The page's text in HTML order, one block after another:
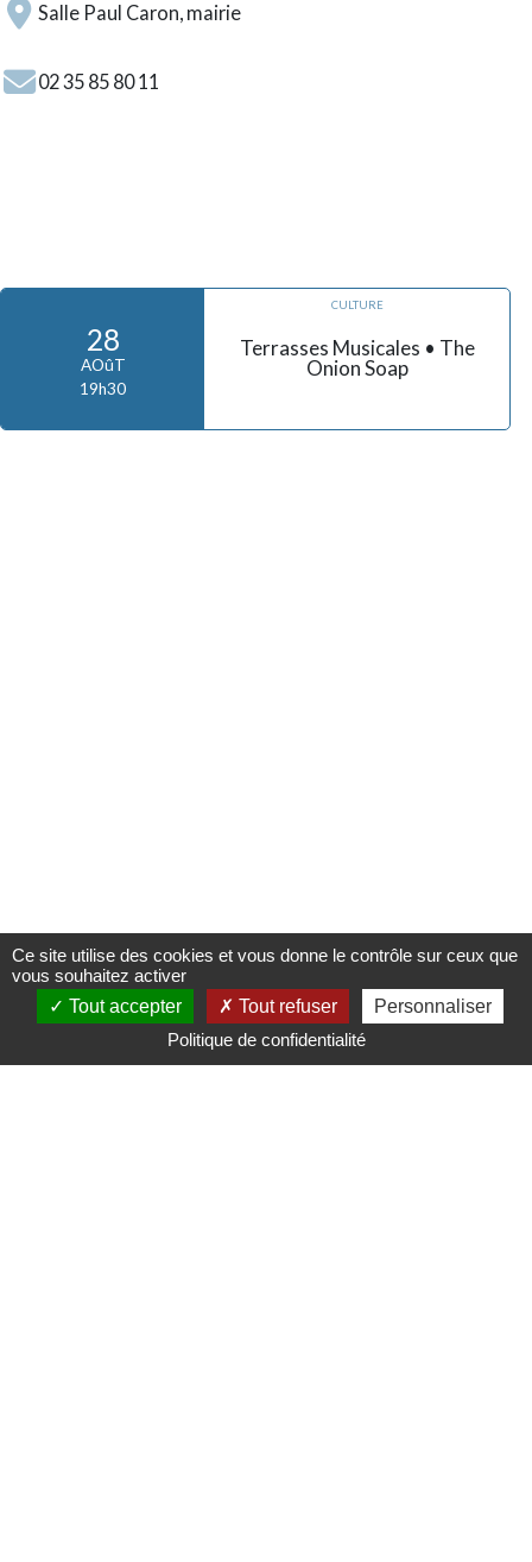
Salle Paul Caron, mairie
02 35 85 80 11
28
AOûT
19h30
CULTURE
Terrasses Musicales • The
Onion Soap
Ce site utilise des cookies et vous donne le contrôle sur ceux que
vous souhaitez activer
Tout accepter
Tout refuser
Personnaliser
Politique de confidentialité